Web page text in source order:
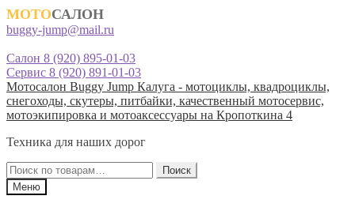
МОТОСАЛОН
buggy-jump@mail.ru
Салон 8 (920) 895-01-03
Сервис 8 (920) 891-01-03
Перейти
к
навигации
Перейти
к
содержимому
Мотосалон Buggy Jump Калуга - мотоциклы, квадроциклы,
снегоходы, скутеры, питбайки, качественный мотосервис,
мотоэкипировка и мотоаксессуары на Кропоткина 4
Техника для наших дорог
Искать:
Поиск
Меню